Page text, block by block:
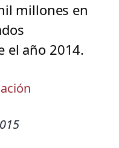
millones en
el año 2014.